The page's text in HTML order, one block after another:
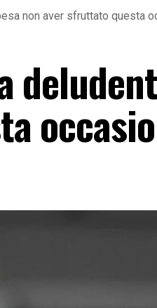
non aver sfruttato questa